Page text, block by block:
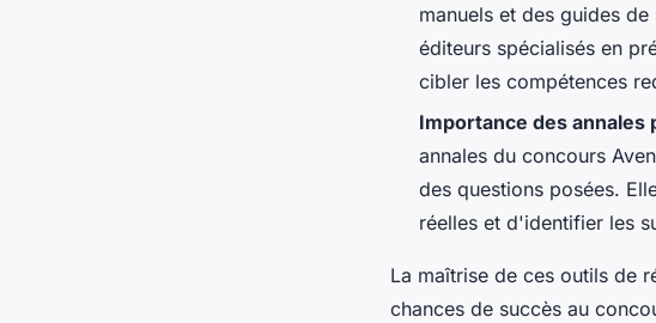
manuels et des guides
éditeurs spécialisés en
cibler les compétences
Importance des
annales du concours
des questions posées.
réelles et d'identifier les
La maîtrise de ces outils de
chances de succès au